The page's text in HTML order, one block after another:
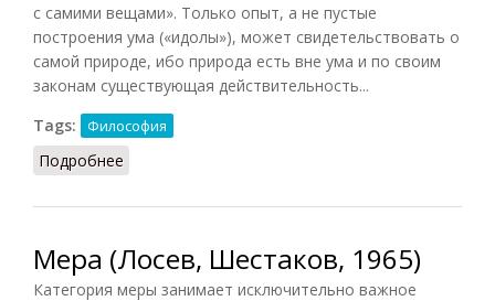
с самими вещами». Только опыт, а не пустые
построения ума («идолы»), может свидетельствовать о
самой природе, ибо природа есть вне ума и по своим
законам существующая действительность...
Tags:
Философия
Подробнее
Мера (Лосев, Шестаков, 1965)
Категория меры занимает исключительно важное